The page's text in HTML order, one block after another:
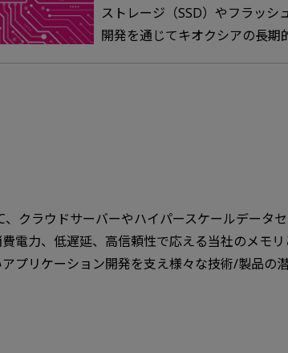
ストレージ（SSD）やフラッ
開発を通じてキオクシアの長期
、クラウドサーバーやハイパースケールデータ
電力、低遅延、高信頼性で応える当社のメモ
プリケーション開発を支え様々な技術/製品の